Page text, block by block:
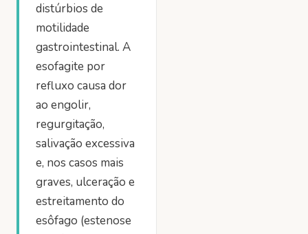
distúrbios de
motilidade
gastrointestinal. A
esofagite por
refluxo causa dor
ao engolir,
regurgitação,
salivação excessiva
e, nos casos mais
graves, ulceração e
estreitamento do
esôfago (estenose